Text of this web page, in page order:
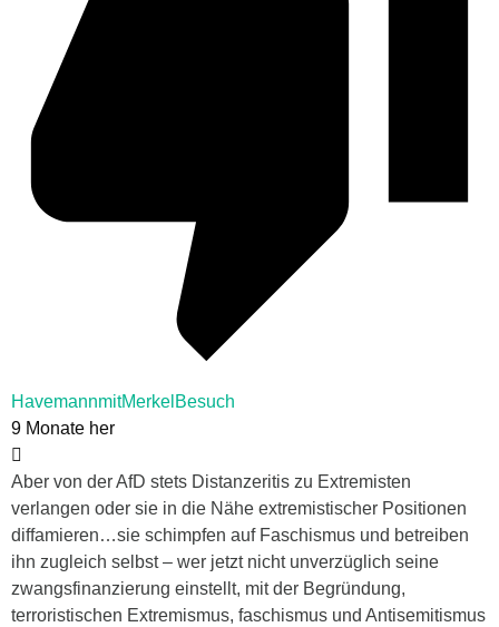
HavemannmitMerkelBesuch
9 Monate her
Aber von der AfD stets Distanzeritis zu Extremisten
verlangen oder sie in die Nähe extremistischer Positionen
diffamieren…sie schimpfen auf Faschismus und betreiben
ihn zugleich selbst – wer jetzt nicht unverzüglich seine
zwangsfinanzierung einstellt, mit der Begründung,
terroristischen Extremismus, faschismus und Antisemitismus